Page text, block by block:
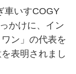
車いすCOGY
かけに、イン
ン」の代表を
表明されまし